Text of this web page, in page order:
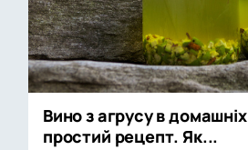
Вино з агрусу в
простий рецепт. Як...